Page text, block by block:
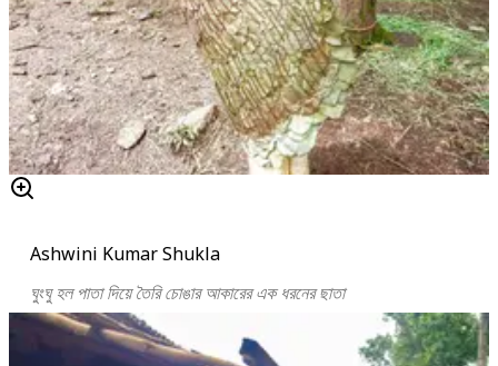
Ashwini Kumar Shukla
ঘুংঘু হল পাতা দিয়ে তৈরি চোঙার আকারের এক ধরনের ছাতা